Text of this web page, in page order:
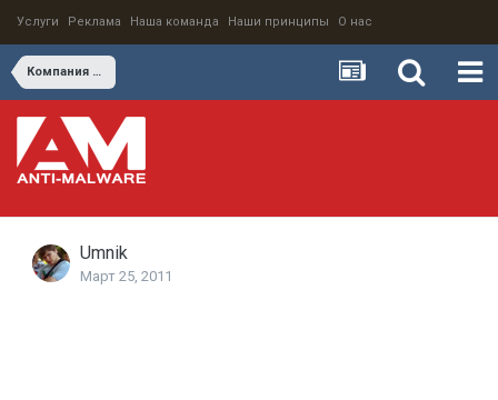
Услуги Реклама Наша команда Наши принципы О нас
Компания ДинаСофт локализовала антивирусы TrustPort для российских пользователей
Umnik
Март 25, 2011